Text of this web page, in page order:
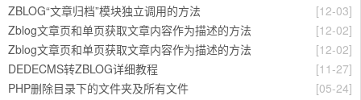
[12-03]
ZBLOG“文章归档”模块独立调用的方法
[12-02]
Zblog文章页和单页获取文章内容作为描述的方法
[12-02]
Zblog文章页和单页获取文章内容作为描述的方法
[11-27]
DEDECMS转ZBLOG详细教程
[05-24]
PHP删除目录下的文件夹及所有文件